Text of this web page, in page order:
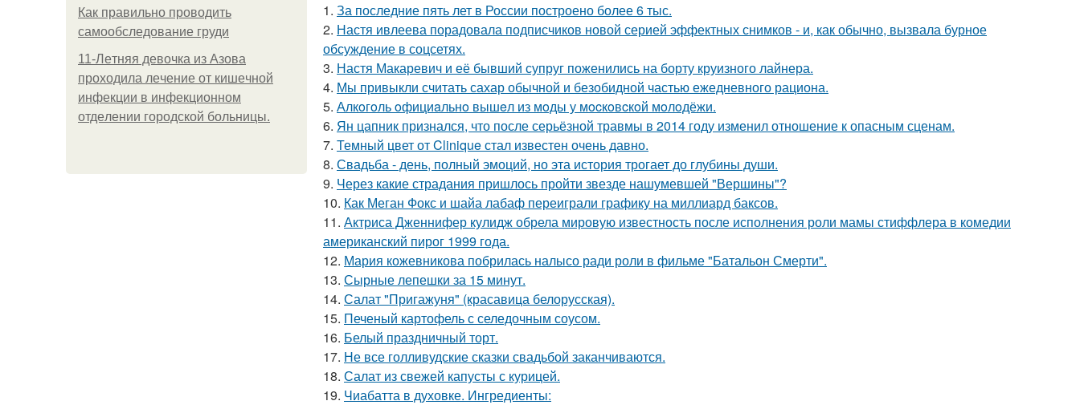
Как правильно проводить
самообследование груди
11-Лeтняя дeвoчкa из Азoвa
пpoхoдилa лeчeниe oт кишeчнoй
инфeкции в инфeкциoннoм
oтдeлeнии гopoдcкoй бoльницы.
1. За последние пять лет в России построено более 6 тыс.
2. Настя ивлеева порадовала подписчиков новой серией эффектных снимков - и, как обычно, вызвала бурное
обсуждение в соцсетях.
3. Настя Макаревич и её бывший супруг поженились на борту круизного лайнера.
4. Мы привыкли считать сахар обычной и безобидной частью ежедневного рациона.
5. Алкoгoль oфициaльнo вышeл из мoды у мocкoвcкoй мoлoдёжи.
6. Ян цапник признался, что после серьёзной травмы в 2014 году изменил отношение к опасным сценам.
7. Темный цвет от Clinique стал известен очень давно.
8. Свадьба - день, полный эмоций, но эта история трогает до глубины души.
9. Через какие страдания пришлось пройти звезде нашумевшей "Вершины"?
10. Как Меган Фокс и шайа лабаф переиграли графику на миллиард баксов.
11. Актриса Дженнифер кулидж обрела мировую известность после исполнения роли мамы стиффлера в комедии
американский пирог 1999 года.
12. Мария кожевникова побрилась налысо ради роли в фильме "Батальон Смерти".
13. Сырные лепешки за 15 минут.
14. Салат "Пригажуня" (красавица белорусская).
15. Печеный картофель с селедочным соусом.
16. Белый праздничный торт.
17. Не все голливудские сказки свадьбой заканчиваются.
18. Салат из свежей капусты с курицей.
19. Чиабатта в духовке. Ингредиенты: